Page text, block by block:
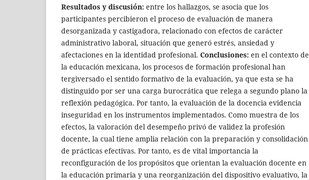
Resultados y discusión: entre los hallazgos, se asocia que los
participantes percibieron el proceso de evaluación de manera
desorganizada y castigadora, relacionado con efectos de carácter
administrativo laboral, situación que generó estrés, ansiedad y
afectaciones en la identidad profesional. Conclusiones: en el contexto de
la educación mexicana, los procesos de formación profesional han
tergiversado el sentido formativo de la evaluación, ya que esta se ha
distinguido por ser una carga burocrática que relega a segundo plano la
reflexión pedagógica. Por tanto, la evaluación de la docencia evidencia
inseguridad en los instrumentos implementados. Como muestra de los
efectos, la valoración del desempeño privó de validez la profesión
docente, la cual tiene amplia relación con la preparación y consolidación
de prácticas efectivas. Por tanto, es de vital importancia la
reconfiguración de los propósitos que orientan la evaluación docente en
la educación primaria y una reorganización del dispositivo evaluativo, la